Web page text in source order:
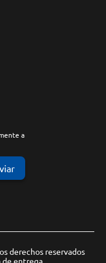
a
derechos reservados
entrega.